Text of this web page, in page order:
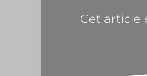
Cet article